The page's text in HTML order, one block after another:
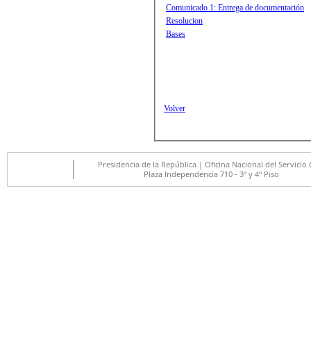
Comunicado 1: Entrega de documentación
Resolucion
Bases
Volver
Presidencia de la República | Oficina Nacional del Servicio
Plaza Independencia 710 - 3º y 4º Piso